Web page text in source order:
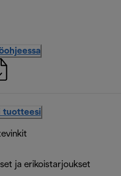
tuotteesi
ja erikoistarjoukset